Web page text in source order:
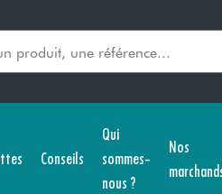
Conseils
Qui
sommes-
nous ?
Nos